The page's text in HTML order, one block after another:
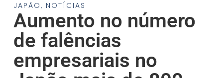
JAPÃO, NOTÍCIAS
Aumento no número
de falências
empresariais no